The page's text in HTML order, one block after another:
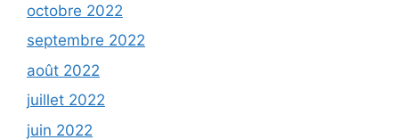
octobre 2022
septembre 2022
août 2022
juillet 2022
juin 2022